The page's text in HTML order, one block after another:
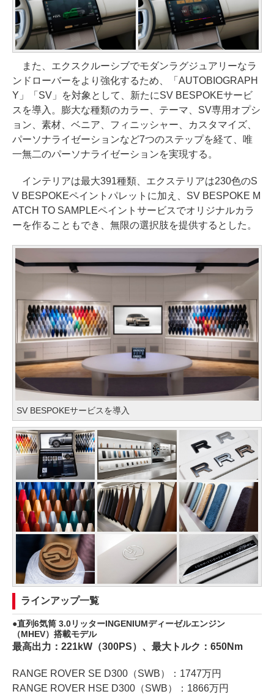
また、エクスクルーシブでモダンラグジュアリーなラ
ンドローバーをより強化するため、「AUTOBIOGRAPH
Y」「SV」を対象として、新たにSV BESPOKEサービ
スを導入。膨大な種類のカラー、テーマ、SV専用オプシ
ョン、素材、ベニア、フィニッシャー、カスタマイズ、
パーソナライゼーションなど7つのステップを経て、唯
一無二のパーソナライゼーションを実現する。
インテリアは最大391種類、エクステリアは230色のS
V BESPOKEペイントパレットに加え、SV BESPOKE M
ATCH TO SAMPLEペイントサービスでオリジナルカラ
ーを作ることもでき、無限の選択肢を提供するとした。
SV BESPOKEサービスを導入
ラインアップ一覧
直列6気筒 3.0リッターINGENIUMディーゼルエンジン
（MHEV）搭載モデル
最高出力：221kW（300PS）、最大トルク：650Nm
RANGE ROVER SE D300（SWB）：1747万円
RANGE ROVER HSE D300（SWB）：1866万円